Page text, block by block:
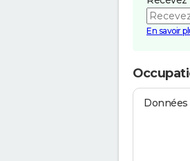
En savoir
Données